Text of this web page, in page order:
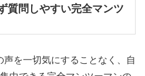
質問しやすい完全マンツ
声を一切気にすることなく、自